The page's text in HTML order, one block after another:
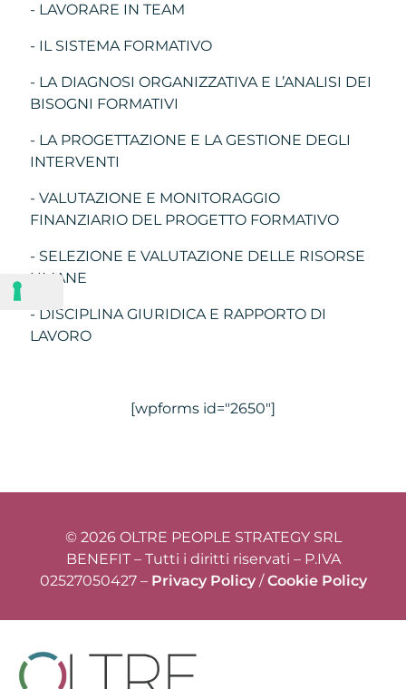
- LAVORARE IN TEAM
- IL SISTEMA FORMATIVO
- LA DIAGNOSI ORGANIZZATIVA E L’ANALISI DEI
BISOGNI FORMATIVI
- LA PROGETTAZIONE E LA GESTIONE DEGLI
INTERVENTI
- VALUTAZIONE E MONITORAGGIO
FINANZIARIO DEL PROGETTO FORMATIVO
- SELEZIONE E VALUTAZIONE DELLE RISORSE
UMANE
- DISCIPLINA GIURIDICA E RAPPORTO DI
LAVORO
[wpforms id="2650"]
© 2026 OLTRE PEOPLE STRATEGY SRL
BENEFIT – Tutti i diritti riservati – P.IVA
02527050427 – Privacy Policy/Cookie Policy